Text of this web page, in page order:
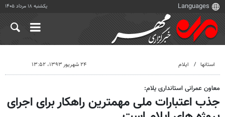
یکشنبه ۱۸ مرداد ۱۴۰۵
استانها ایلام ۲۴ شهریور ۱۳۹۳، ۱۳:۵۲
معاون عمرانی استانداری یلام:
جذب اعتبارات ملی مهمترین راهکار برای اجرای